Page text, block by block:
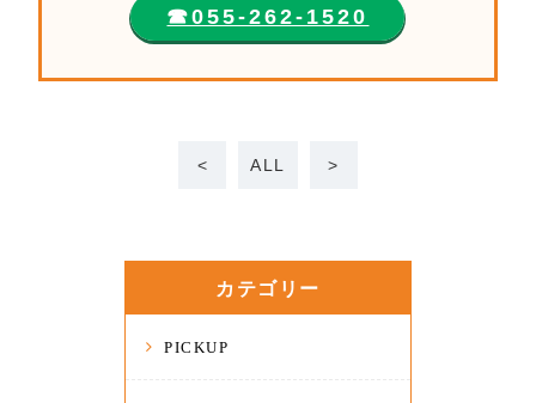
☎︎055-262-1520
< ALL >
カテゴリー
PICKUP